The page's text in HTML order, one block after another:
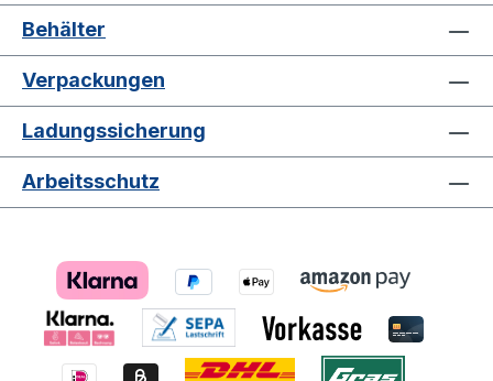
Behälter
Verpackungen
Ladungssicherung
Arbeitsschutz